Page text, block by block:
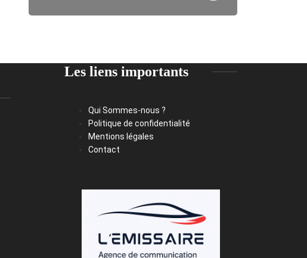
Les liens importants
Qui Sommes-nous ?
Politique de confidentialité
Mentions légales
Contact